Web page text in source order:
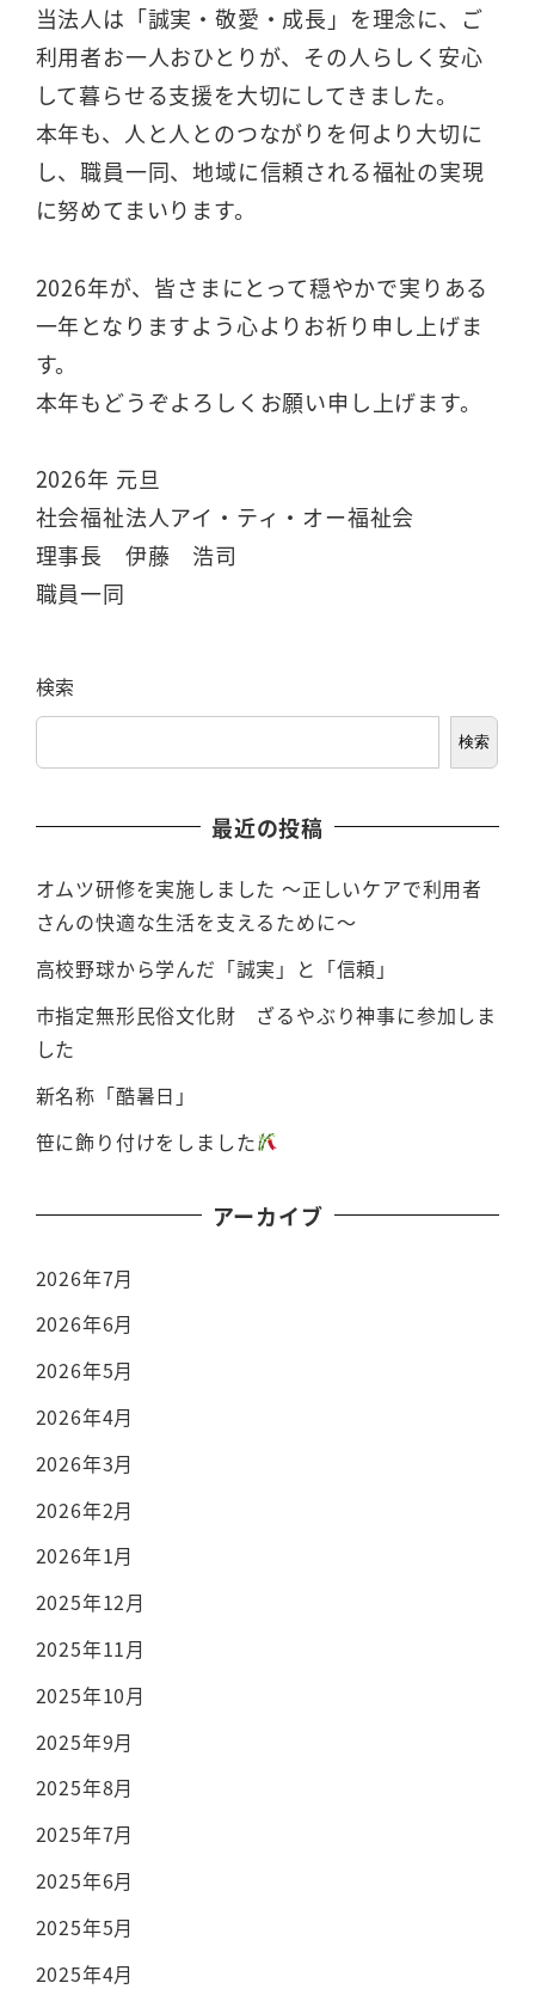
当法人は「誠実・敬愛・成長」を理念に、ご
利用者お一人おひとりが、その人らしく安心
して暮らせる支援を大切にしてきました。
本年も、人と人とのつながりを何より大切に
し、職員一同、地域に信頼される福祉の実現
に努めてまいります。
2026年が、皆さまにとって穏やかで実りある
一年となりますよう心よりお祈り申し上げま
す。
本年もどうぞよろしくお願い申し上げます。
2026年 元旦
社会福祉法人アイ・ティ・オー福祉会
理事長 伊藤 浩司
職員一同
検索
検索
最近の投稿
オムツ研修を実施しました ～正しいケアで利用者
さんの快適な生活を支えるために～
高校野球から学んだ「誠実」と「信頼」
市指定無形民俗文化財 ざるやぶり神事に参加しま
した
新名称「酷暑日」
笹に飾り付けをしました
アーカイブ
2026年7月
2026年6月
2026年5月
2026年4月
2026年3月
2026年2月
2026年1月
2025年12月
2025年11月
2025年10月
2025年9月
2025年8月
2025年7月
2025年6月
2025年5月
2025年4月